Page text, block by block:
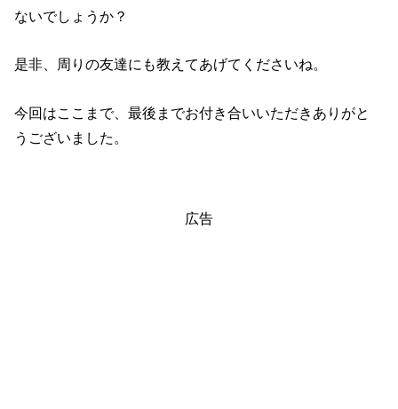
ないでしょうか？
是非、周りの友達にも教えてあげてくださいね。
今回はここまで、最後までお付き合いいただきありがと
うございました。
広告